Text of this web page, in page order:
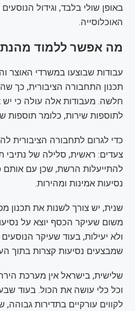
באופן שולי בלבד, וגידול
האוכלוסייה.
מה אפשר ללמוד
עבודות שבוצעו במשרדי האוצר
תכנון התחבורה הציבורית, כך
חלשה. מעבודות אלה עולה כי יש
לתוספות שירות, כלומר תוספות
כדי לגרום לתחבורה הציבורית
צעדים: ראשית, סלילה של נתיבי
להתייעלות הרשת, שכן עם אותם
נסיעות אמינות ומהירות.
שנית, יש צורך לשנות את תכנון
משום שעיקר הכסף יוצא על
ולא יעילות, בעוד שעיקר
שמבצעים נסיעות קצרות בתוך
שלישית, בישראל אין מערכת
וכל כלי עושה את הכול. בעוד
לקווים עורקיים בתדירות גבוהה,